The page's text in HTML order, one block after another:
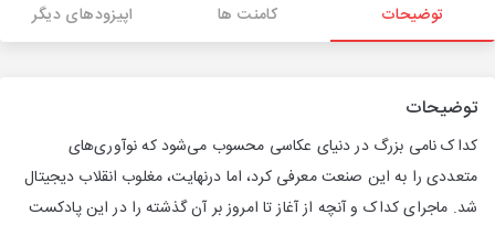
توضیحات کامنت ها اپیزودهای دیگر
توضیحات
کداک نامی بزرگ در دنیای عکاسی محسوب می‌شود که نوآوری‌های
متعددی را به این صنعت معرفی کرد، اما درنهایت، مغلوب انقلاب دیجیتال
شد. ماجرای کداک و آنچه از آغاز تا امروز بر آن گذشته را در این پادکست